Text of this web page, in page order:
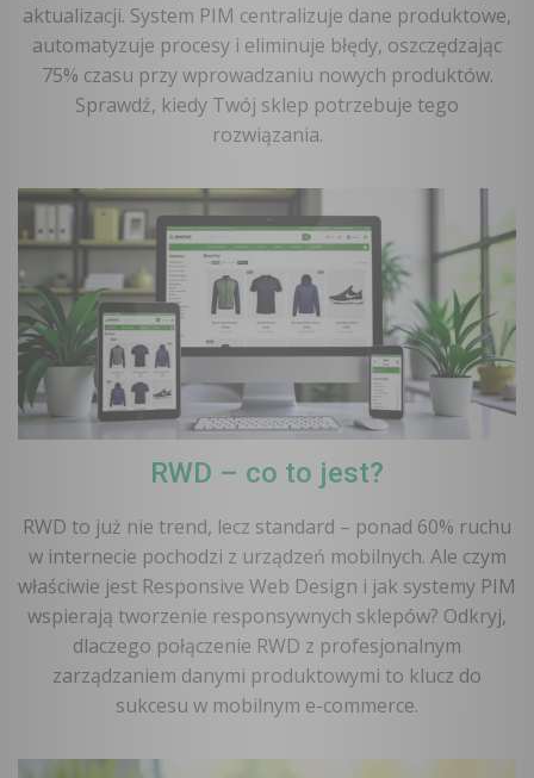
aktualizacji. System PIM centralizuje dane produktowe,
automatyzuje procesy i eliminuje błędy, oszczędzając
75% czasu przy wprowadzaniu nowych produktów.
Sprawdź, kiedy Twój sklep potrzebuje tego
rozwiązania.
RWD – co to jest?
RWD to już nie trend, lecz standard – ponad 60% ruchu
w internecie pochodzi z urządzeń mobilnych. Ale czym
właściwie jest Responsive Web Design i jak systemy PIM
wspierają tworzenie responsywnych sklepów? Odkryj,
dlaczego połączenie RWD z profesjonalnym
zarządzaniem danymi produktowymi to klucz do
sukcesu w mobilnym e-commerce.